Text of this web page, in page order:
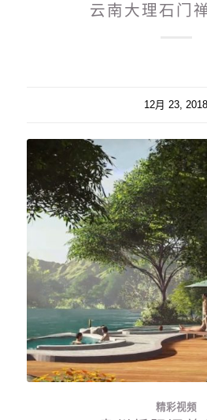
云南大理石门
12月 23, 2018
精彩视频